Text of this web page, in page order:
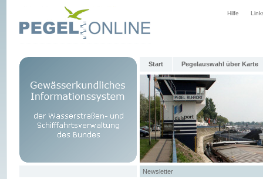
Hilfe
Start Pegelauswahl über Karte
Newsletter